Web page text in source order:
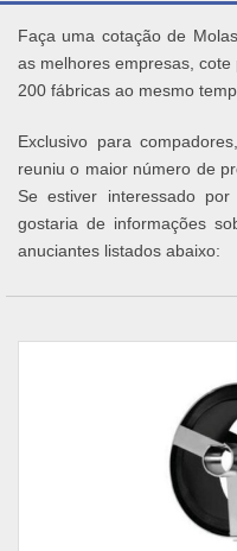
Faça uma cotação de
as melhores empresas,
200 fábricas ao mesmo
Exclusivo para
reuniu o maior número de
Se estiver interessado
gostaria de informações
anuciantes listados abaixo: